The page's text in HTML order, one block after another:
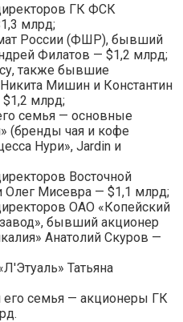
ГК ФСК
млрд;
России (ФШР), бывший
Филатов — $1,2 млрд;
также бывшие
Мишин и Константин
млрд;
семья — основные
(бренды чая и кофе
Нури», Jardin и
Восточной
Олег Мисевра — $1,1 млрд;
ОАО «Копейский
бывший акционер
Анатолий Скуров —
Татьяна
его семья — акционеры ГК